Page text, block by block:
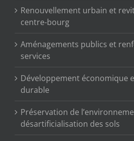
Renouvellement urbain et
centre-bourg
Aménagements publics et
services
Développement économique
durable
Préservation de
désartificialisation des sols